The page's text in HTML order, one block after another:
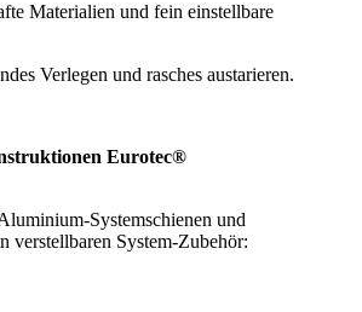
Materialien und fein einstellbare
Verlegen und rasches austarieren.
Eurotec®
Systemschienen und
verstellbaren System-Zubehör: